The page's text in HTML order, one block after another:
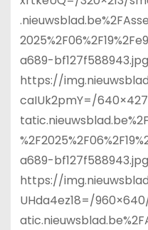
a689-
https://
caIUk2pmY=/
a689-
https://
UHda4ez18=/